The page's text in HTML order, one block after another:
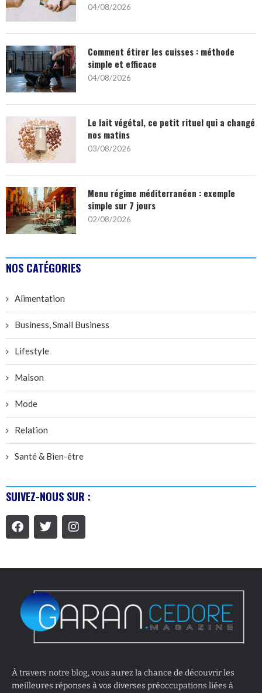
04/08/2026
Comment étirer les cuisses : méthode
simple et efficace
04/08/2026
Le lait végétal, ce petit rituel qui a changé
nos matins
03/08/2026
Menu régime méditerranéen : exemple
simple sur 7 jours
02/08/2026
NOS CATÉGORIES
Alimentation
Business, Small Business
Lifestyle
Maison
Mode
Relation
Santé & Bien-être
SUIVEZ-NOUS SUR :
À travers notre blog, vous aurez la chance de découvrir les
meilleures réponses à vos diverses préoccupations liées à